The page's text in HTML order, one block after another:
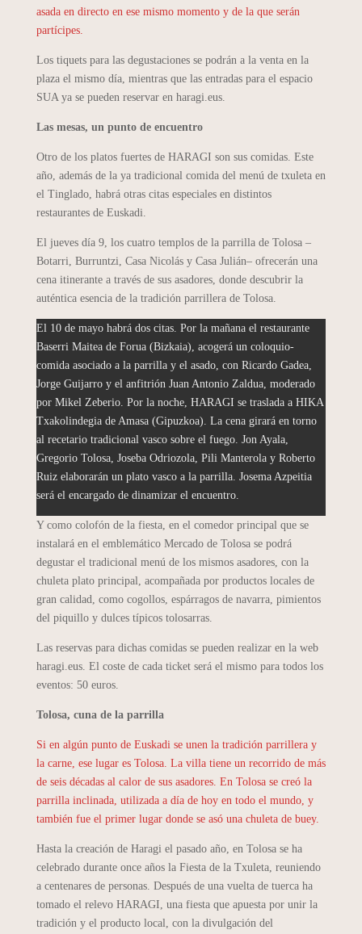
asada en directo en ese mismo momento y de la que serán
partícipes.
Los tiquets para las degustaciones se podrán a la venta en la
plaza el mismo día, mientras que las entradas para el espacio
SUA ya se pueden reservar en haragi.eus.
Las mesas, un punto de encuentro
Otro de los platos fuertes de HARAGI son sus comidas. Este
año, además de la ya tradicional comida del menú de txuleta en
el Tinglado, habrá otras citas especiales en distintos
restaurantes de Euskadi.
El jueves día 9, los cuatro templos de la parrilla de Tolosa –
Botarri, Burruntzi, Casa Nicolás y Casa Julián– ofrecerán una
cena itinerante a través de sus asadores, donde descubrir la
auténtica esencia de la tradición parrillera de Tolosa.
El 10 de mayo habrá dos citas. Por la mañana el restaurante
Baserri Maitea de Forua (Bizkaia), acogerá un coloquio-
comida asociado a la parrilla y el asado, con Ricardo Gadea,
Jorge Guijarro y el anfitrión Juan Antonio Zaldua, moderado
por Mikel Zeberio. Por la noche, HARAGI se traslada a HIKA
Txakolindegia de Amasa (Gipuzkoa). La cena girará en torno
al recetario tradicional vasco sobre el fuego. Jon Ayala,
Gregorio Tolosa, Joseba Odriozola, Pili Manterola y Roberto
Ruiz elaborarán un plato vasco a la parrilla. Josema Azpeitia
será el encargado de dinamizar el encuentro.
Y como colofón de la fiesta, en el comedor principal que se
instalará en el emblemático Mercado de Tolosa se podrá
degustar el tradicional menú de los mismos asadores, con la
chuleta plato principal, acompañada por productos locales de
gran calidad, como cogollos, espárragos de navarra, pimientos
del piquillo y dulces típicos tolosarras.
Las reservas para dichas comidas se pueden realizar en la web
haragi.eus. El coste de cada ticket será el mismo para todos los
eventos: 50 euros.
Tolosa, cuna de la parrilla
Si en algún punto de Euskadi se unen la tradición parrillera y
la carne, ese lugar es Tolosa. La villa tiene un recorrido de más
de seis décadas al calor de sus asadores. En Tolosa se creó la
parrilla inclinada, utilizada a día de hoy en todo el mundo, y
también fue el primer lugar donde se asó una chuleta de buey.
Hasta la creación de Haragi el pasado año, en Tolosa se ha
celebrado durante once años la Fiesta de la Txuleta, reuniendo
a centenares de personas. Después de una vuelta de tuerca ha
tomado el relevo HARAGI, una fiesta que apuesta por unir la
tradición y el producto local, con la divulgación del